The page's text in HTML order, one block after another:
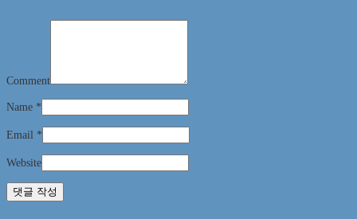
Comment
Name *
Email *
Website